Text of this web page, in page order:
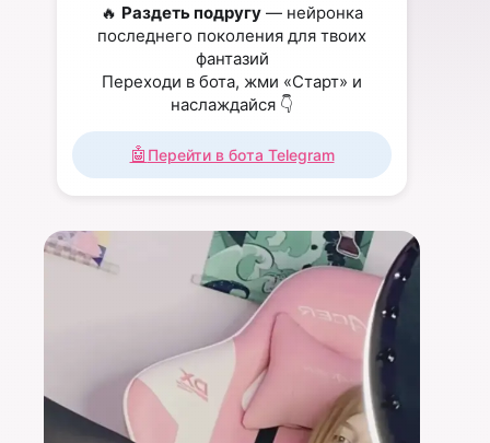
🔥 Раздеть подругу — нейронка
последнего поколения для твоих
фантазий
Переходи в бота, жми «Старт» и
наслаждайся 👇
🤖 Перейти в бота Telegram